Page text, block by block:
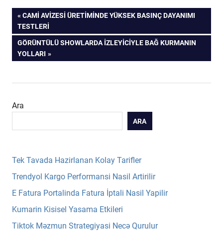
Yazı
gezinmesi
PREVIOUS
POST:
CAMI AVIZESI ÜRETIMINDE YÜKSEK BASINÇ DAYANIMI
TESTLERI
NEXT
POST:
GÖRÜNTÜLÜ SHOWLARDA İZLEYICIYLE BAĞ KURMANIN
YOLLARI
Ara
ARA
Tek Tavada Hazirlanan Kolay Tarifler
Trendyol Kargo Performansi Nasil Artirilir
E Fatura Portalinda Fatura İptali Nasil Yapilir
Kumarin Kisisel Yasama Etkileri
Tiktok Məzmun Strategiyasi Necə Qurulur